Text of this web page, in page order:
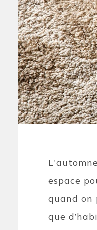
espace
quand on
que